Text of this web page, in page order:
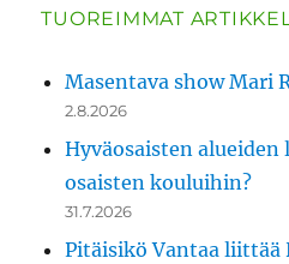
TUOREIMMAT
Masentava show Mari
2.8.2026
Hyväosaisten alueiden
osaisten kouluihin?
31.7.2026
Pitäisikö Vantaa liittää